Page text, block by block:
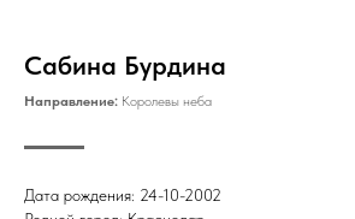
Сабина Бурдина
Направление: Королевы неба
Дата рождения: 24-10-2002